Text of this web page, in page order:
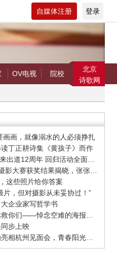
自媒体注册 登录
OV电视 院校
北京
诗歌网
画画，就像溺水的人必须挣扎
丁正耕诗集《黄孩子》而作
· Super Junior迎来出道12周年 回归活动全面启动
· 第9届世界手机摄影大赛获奖结果揭晓，张张惊艳你的视觉！
这些照片给你答案
片，但对摄影从未妥协过！”
企业家写哲学书
步上映
· 周彦辰、骆明劼亮相杭州见面会，青春阳光活力十足